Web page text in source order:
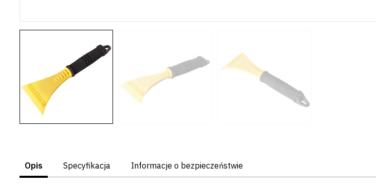
Opis Specyfikacja Informacje o bezpieczeństwie